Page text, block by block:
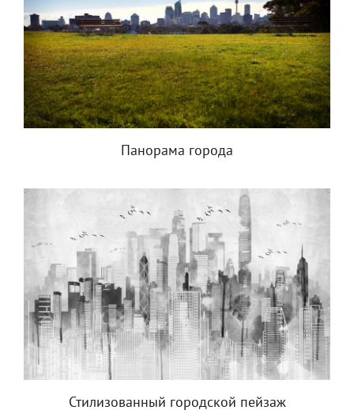
Панорама города
Стилизованный городской пейзаж